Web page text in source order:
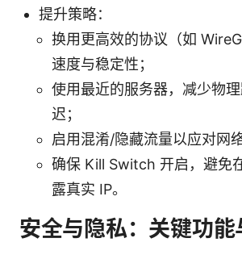
提升策略：
换用更高效的协议（如
速度与稳定性；
使用最近的服务器，减少物
迟；
启用混淆/隐藏流量以应对网络
确保 Kill Switch 开启，避免
露真实 IP。
安全与隐私：关键功能